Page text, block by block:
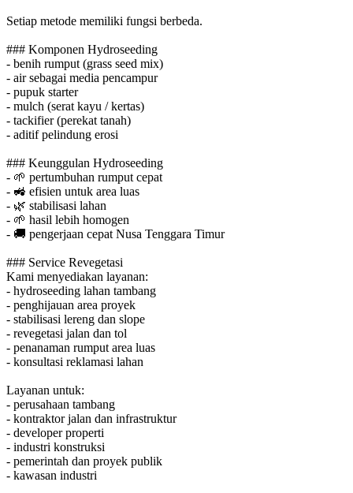
Setiap metode memiliki fungsi berbeda.
### Komponen Hydroseeding
- benih rumput (grass seed mix)
- air sebagai media pencampur
- pupuk starter
- mulch (serat kayu / kertas)
- tackifier (perekat tanah)
- aditif pelindung erosi
### Keunggulan Hydroseeding
- 🌱 pertumbuhan rumput cepat
- 🚜 efisien untuk area luas
- 🌿 stabilisasi lahan
- 🌱 hasil lebih homogen
- 🚚 pengerjaan cepat Nusa Tenggara Timur
### Service Revegetasi
Kami menyediakan layanan:
- hydroseeding lahan tambang
- penghijauan area proyek
- stabilisasi lereng dan slope
- revegetasi jalan dan tol
- penanaman rumput area luas
- konsultasi reklamasi lahan
Layanan untuk:
- perusahaan tambang
- kontraktor jalan dan infrastruktur
- developer properti
- industri konstruksi
- pemerintah dan proyek publik
- kawasan industri